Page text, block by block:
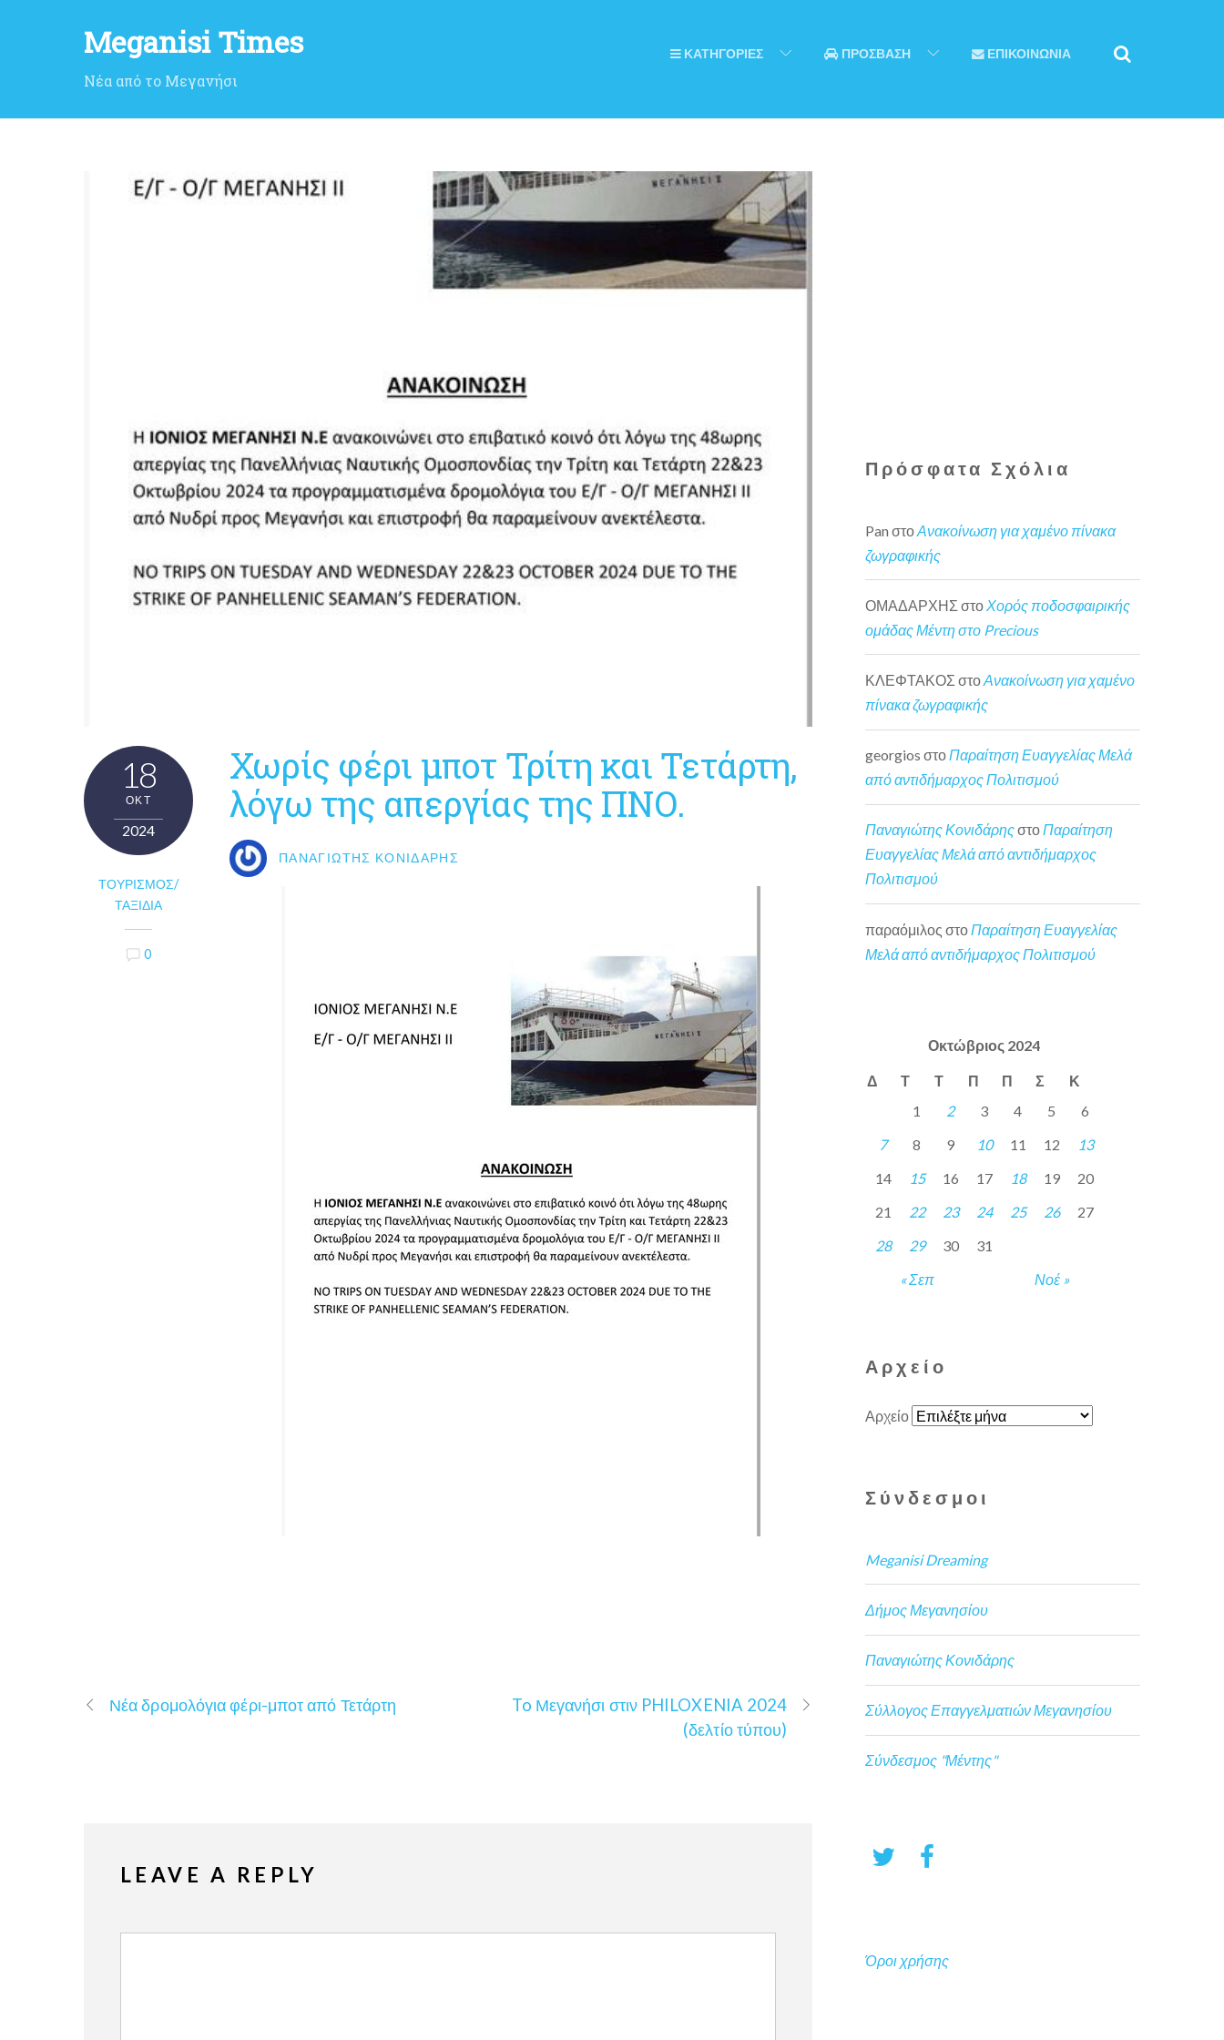
Meganisi Times
Νέα από το Μεγανήσι
ΚΑΤΗΓΟΡΙΕΣ ΠΡΟΣΒΑΣΗ ΕΠΙΚΟΙΝΩΝΙΑ
18
ΟΚΤ
2024
ΤΟΥΡΙΣΜΌΣ/
ΤΑΞΊΔΙΑ
0
Χωρίς φέρι μποτ Τρίτη και Τετάρτη,
λόγω της απεργίας της ΠΝΟ.
ΠΑΝΑΓΙΏΤΗΣ ΚΟΝΙΔΆΡΗΣ
Νέα δρομολόγια φέρι-μποτ από Τετάρτη
To Μεγανήσι στιν PHILOXENIA 2024
(δελτίο τύπου)
LEAVE A REPLY
Πρόσφατα Σχόλια
Pan στοΑνακοίνωση για χαμένο πίνακα
ζωγραφικής
ΟΜΑΔΑΡΧΗΣ στο Χορός ποδοσφαιρικής
ομάδας Μέντη στο Precious
ΚΛΕΦΤΑΚΟΣ στοΑνακοίνωση για χαμένο
πίνακα ζωγραφικής
georgios στοΠαραίτηση Ευαγγελίας Μελά
από αντιδήμαρχος Πολιτισμού
Παναγιώτης ΚονιδάρηςστοΠαραίτηση
Ευαγγελίας Μελά από αντιδήμαρχος
Πολιτισμού
παραόμιλος στο Παραίτηση Ευαγγελίας
Μελά από αντιδήμαρχος Πολιτισμού
Οκτώβριος 2024
Δ Τ Τ Π Π Σ Κ
« Σεπ Νοέ »
1 2 3 4 5
6
7
8 9 10 11 12
13
14
15 16 17 18 19
20
21
22 23 24 25 26
27
28
29 30 31
Αρχείο
Αρχείο
Σύνδεσμοι
Meganisi Dreaming
Δήμος Μεγανησίου
Παναγιώτης Κονιδάρης
Σύλλογος Επαγγελματιών Μεγανησίου
Σύνδεσμος "Μέντης"
Όροι χρήσης